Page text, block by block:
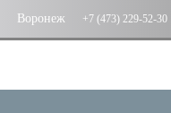
Воронеж +7 (473) 229-52-30